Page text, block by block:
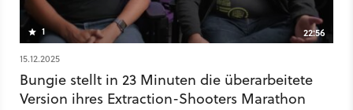
1
22:56
15.12.2025
Bungie stellt in 23 Minuten die überarbeitete
Version ihres Extraction-Shooters Marathon